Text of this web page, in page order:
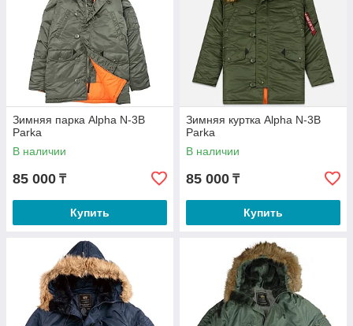
Зимняя парка Alpha N-3B
Parka
В наличии
85 000 ₸
Купить
Зимняя куртка Alpha N-3B
Parka
В наличии
85 000 ₸
Купить